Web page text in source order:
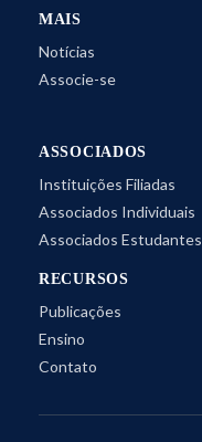
MAIS
Notícias
Associe-se
ASSOCIADOS
Instituições Filiadas
Associados Individuais
Associados Estudantes
RECURSOS
Publicações
Ensino
Contato